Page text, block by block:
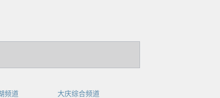
频道
大庆综合频道